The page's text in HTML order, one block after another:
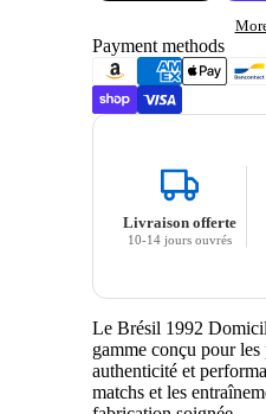
Payment methods
Livraison offerte
10-14 jours ouvrés
Le Brésil 1992
gamme conçu pour
authenticité et
matchs et les